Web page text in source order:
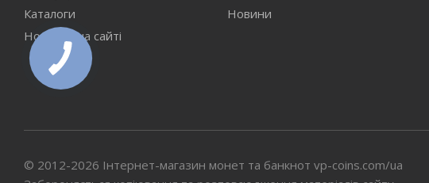
Каталоги
Новинки на сайті
Новини
© 2012-2026 Інтернет-магазин монет та банкнот vp-coins.com/ua